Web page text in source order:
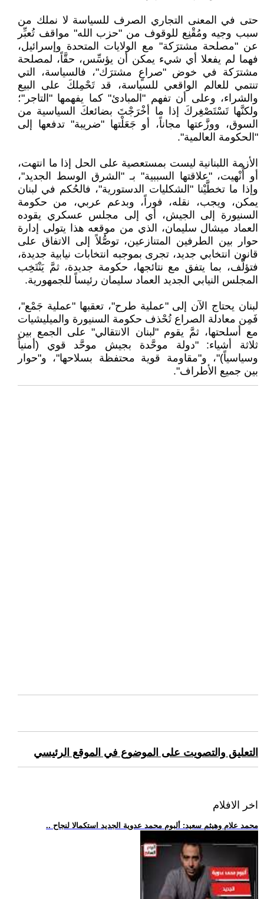
حتى في المعنى التجاري الصرف للسياسة لا نملك من
سبب وجيه ومُقْنِع للوقوف من "حزب الله" مواقف تُعبِّر
عن "مصلحة مشترَكة" مع الولايات المتحدة وإسرائيل،
فهما لم يفعلا أي شيء يمكن أن يؤسِّس، حقَّاً، لمصلحة
مشترَكة في خوض "صراعٍ مشترَك"، فالسياسة، التي
تنتمي للعالم الواقعي للسياسة، قد تَحْمِلكَ على البيع
والشراء، وعلى أن تفهم "المبادئ" كما يفهمها "التاجر"؛
ولكنَّها تَسْتَصْغِركَ إذا ما أخْرَجْتَ بضائعكَ السياسية من
السوق، ووزَّعتها مجاناً، أو جَعَلْتها "ضريبة" تدفعها إلى
"الحكومة العالمية".
الأزمة اللبنانية ليست بمستعصية على الحل إذا ما انتهت،
أو أُنْهيت، "علاقتها السببية" بـ "الشرق الوسط الجديد"،
وإذا ما تخطَّيْنا "الشكليات الدستورية"، فالحُكم في لبنان
يمكن، ويجب، نقله، فوراً، وبدعم عربي، من حكومة
السنيورة إلى الجيش، أي إلى مجلس عسكري يقوده
العماد ميشال سليمان، الذي من موقعه هذا يتولى إدارة
حوار بين الطرفين المتنازعين، توصُّلاً إلى الاتفاق على
قانون انتخابي جديد، تجرى بموجبه انتخابات نيابية جديدة،
فتؤلَّف، بما يتفق مع نتائجها، حكومة جديدة، ثمَّ يَنْتَخِب
المجلس النيابي الجديد العماد سليمان رئيساً للجمهورية.
لبنان يحتاج الآن إلى "عملية طرح"، تعقبها "عملية جَمْع"،
فَمِن معادلة الصراع تُحْذف حكومة السنيورة والميليشيات
مع أسلحتها، ثمَّ يقوم "لبنان الانتقالي" على الجمع بين
ثلاثة أشياء: "دولة موحَّدة بجيش موحَّد قوي (أمنياً
وسياسياً)"، و"مقاومة قوية محتفظة بسلاحها"، و"حوار
بين جميع الأطراف".
التعليق والتصويت على الموضوع في الموقع الرئيسي
اخر الافلام
.. محمد علام وهيثم سعيد: ألبوم محمد عدوية الجديد استكمالا لنجاح